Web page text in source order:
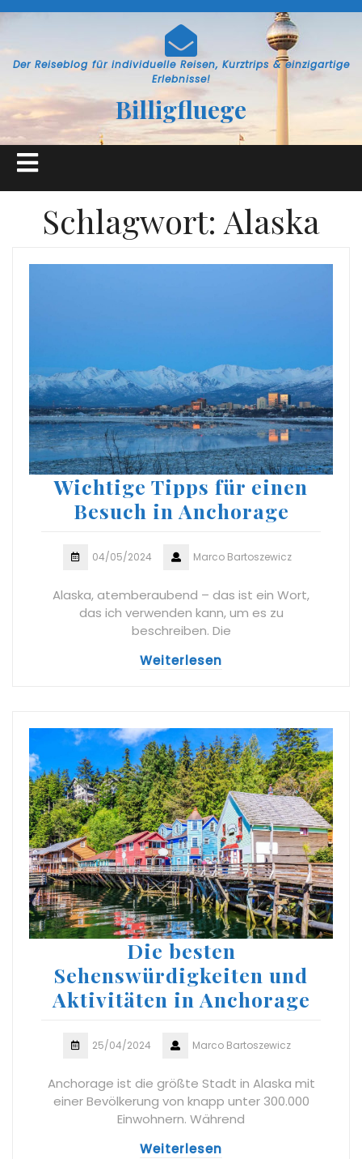
Der Reiseblog für individuelle Reisen, Kurztrips & einzigartige
Erlebnisse!
Billigfluege
Open
Button
Schlagwort: Alaska
Wichtige Tipps für einen
Besuch in Anchorage
04/05/2024 Marco Bartoszewicz
Alaska, atemberaubend – das ist ein Wort,
das ich verwenden kann, um es zu
beschreiben. Die
Weiterlesen
Die besten
Sehenswürdigkeiten und
Aktivitäten in Anchorage
25/04/2024 Marco Bartoszewicz
Anchorage ist die größte Stadt in Alaska mit
einer Bevölkerung von knapp unter 300.000
Einwohnern. Während
Weiterlesen